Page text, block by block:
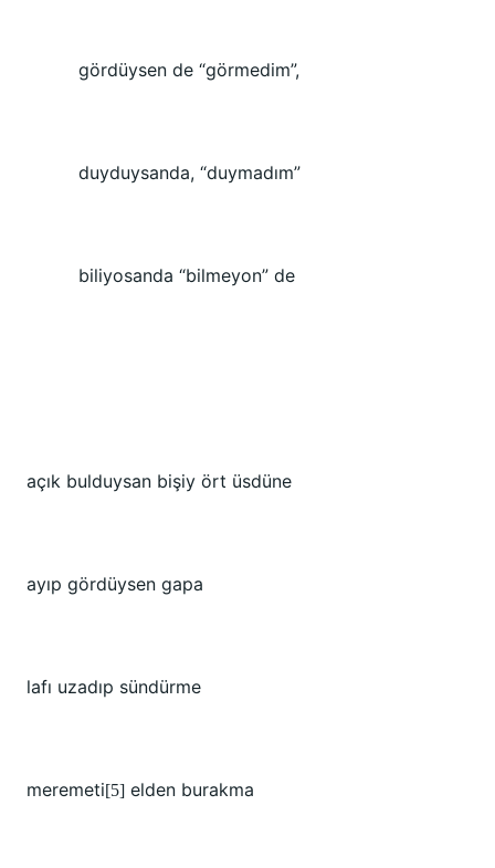
gördüysen de “görmedim”,
duyduysanda, “duymadım”
biliyosanda “bilmeyon” de
açık bulduysan bişiy ört üsdüne
ayıp gördüysen gapa
lafı uzadıp sündürme
meremeti[5] elden burakma